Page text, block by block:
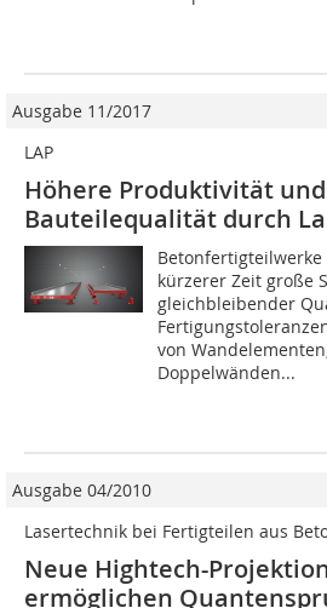
Ausgabe 11/2017
LAP
Höhere Produktivität und
Bauteilequalität durch
kürzerer Zeit große
gleichbleibender
von
Doppelwänden...
Ausgabe 04/2010
Lasertechnik bei Fertigteilen aus
Neue Hightech-
ermöglichen